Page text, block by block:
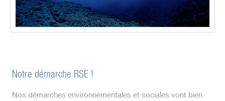
Notre démarche RSE !
Nos démarches environnementales et sociales vont bien